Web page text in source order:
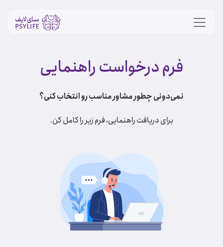
فرم درخواست راهنمایی
نمی‌دونی چطور مشاور مناسب رو انتخاب کنی؟
برای دریافت راهنمایی، فرم زیر را کامل کن.